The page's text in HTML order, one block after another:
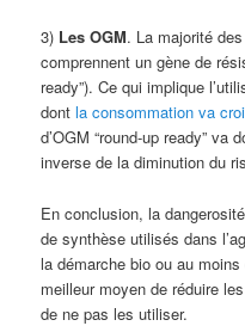
3) Les OGM. La majorité
comprennent un gène de
ready”). Ce qui implique
dontla consommation va
d’OGM “round-up ready”
inverse de la diminution du
En conclusion, la
de synthèse utilisés dans
la démarche bio ou au
meilleur moyen de réduire
de ne pas les utiliser.